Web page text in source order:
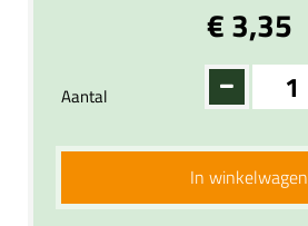
€ 3,35
Aantal
In winkelwagen